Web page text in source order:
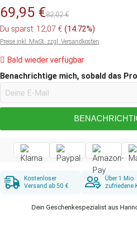
69,95 €82,02 €
Du sparst: 12,07 € (14.72%)
Preise inkl. MwSt. zzgl. Versandkosten
Bald wieder verfügbar
Benachrichtige mich, sobald das
Kostenloser
Versand ab 50 €
Über 1 Mio.
zufriedene
Dein Geschenkespezialist aus